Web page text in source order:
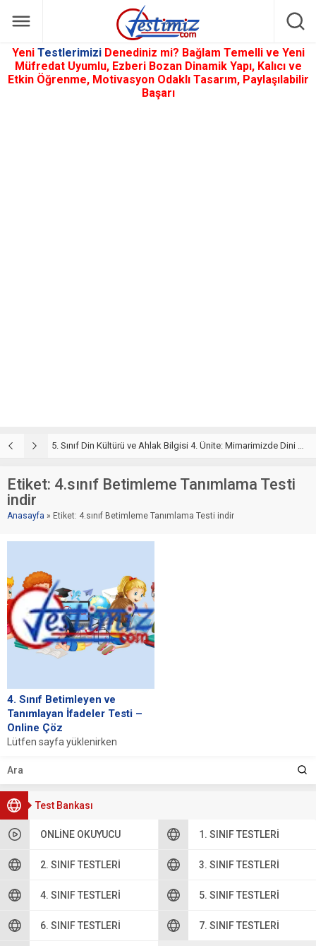
Yeni Testlerimizi Denediniz mi? Bağlam Temelli ve Yeni
Müfredat Uyumlu, Ezberi Bozan Dinamik Yapı, Kalıcı ve
Etkin Öğrenme, Motivasyon Odaklı Tasarım, Paylaşılabilir
Başarı
5. Sınıf Din Kültürü ve Ahlak Bilgisi 4. Ünite: Mimarimizde Dini Motifler Çalışmaları
Test Bankası
ONLINE OKUYUCU 1. SINIF TESTLERI
2. SINIF TESTLERI 3. SINIF TESTLERI
4. SINIF TESTLERI 5. SINIF TESTLERI
6. SINIF TESTLERI 7. SINIF TESTLERI
Etiket: 4.sınıf Betimleme Tanımlama Testi
indir
Anasayfa » Etiket: 4.sınıf Betimleme Tanımlama Testi indir
4. Sınıf Betimleyen ve
Tanımlayan İfadeler Testi –
Online Çöz
Lütfen sayfa yüklenirken
javascript desteğinin etkin
olduğundan emin olunuz. Eğer
sayfa yüklenmediyse buraya...